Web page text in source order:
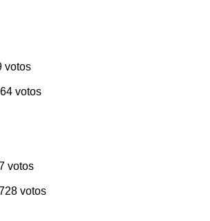
votos
votos
votos
votos